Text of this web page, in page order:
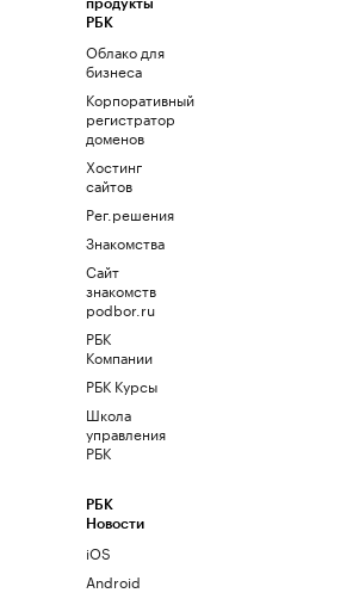
продукты
РБК
Облако для
бизнеса
Корпоративный
регистратор
доменов
Хостинг
сайтов
Рег.решения
Знакомства
Сайт
знакомств
podbor.ru
РБК
Компании
РБК Курсы
Школа
управления
РБК
РБК
Новости
iOS
Android